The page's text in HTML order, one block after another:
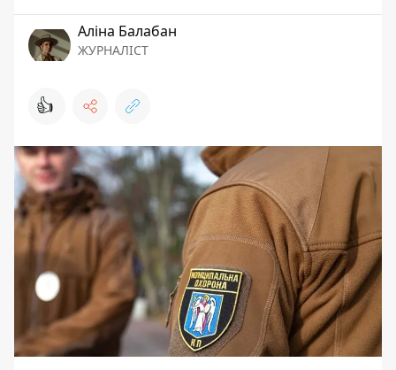
Аліна Балабан
ЖУРНАЛІСТ
👍